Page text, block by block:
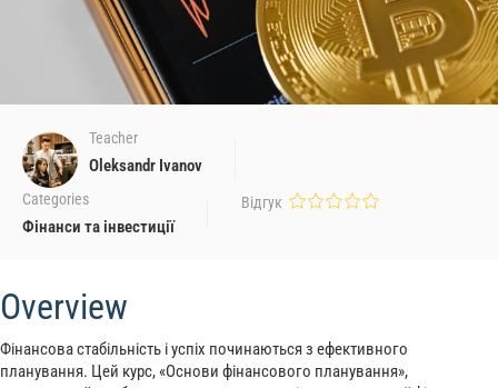
Teacher
Oleksandr Ivanov
Categories
Фінанси та інвестиції
Відгук
Overview
Фінансова стабільність і успіх починаються з ефективного
планування. Цей курс, «Основи фінансового планування»,